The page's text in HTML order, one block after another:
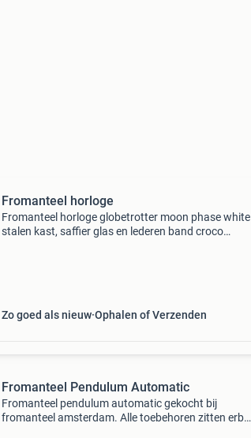
Fromanteel horloge
Fromanteel horloge globetrotter moon phase white
stalen kast, saffier glas en lederen band croco
Zo goed als nieuw Ophalen of Verzenden
Fromanteel Pendulum Automatic
Fromanteel pendulum automatic gekocht bij
fromanteel amsterdam. Alle toebehoren zitten erbij.